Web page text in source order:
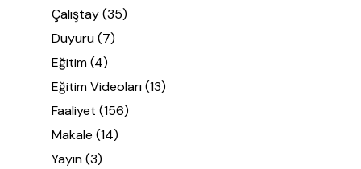
Çalıştay(35)
Duyuru(7)
Eğitim(4)
Eğitim Videoları(13)
Faaliyet (156)
Makale (14)
Yayın(3)